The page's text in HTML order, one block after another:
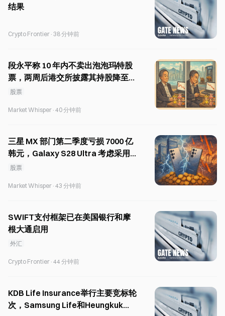
结果
Crypto Frontier · 38 分钟前
段永平称 10 年内不卖出泡泡玛特股
票，两周后港交所披露其持股降至
5.55%
股票
Market Whisper · 40 分钟前
三星 MX 部门第二季度亏损 7000 亿
韩元，Galaxy S28 Ultra 考虑采用
DDI 双供应商采购。
股票
Market Whisper · 43 分钟前
SWIFT支付框架已在美国银行和摩
根大通启用
外汇
Crypto Frontier · 44 分钟前
KDB Life Insurance举行主要竞标轮
次，Samsung Life和Heungkuk